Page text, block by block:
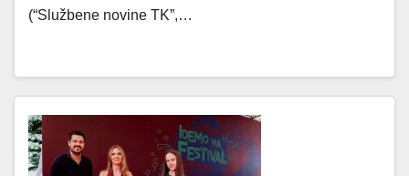
(“Službene novine TK”,…